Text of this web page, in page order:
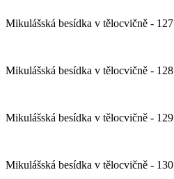
Mikulášská besídka v tělocvičně - 127
Mikulášská besídka v tělocvičně - 128
Mikulášská besídka v tělocvičně - 129
Mikulášská besídka v tělocvičně - 130